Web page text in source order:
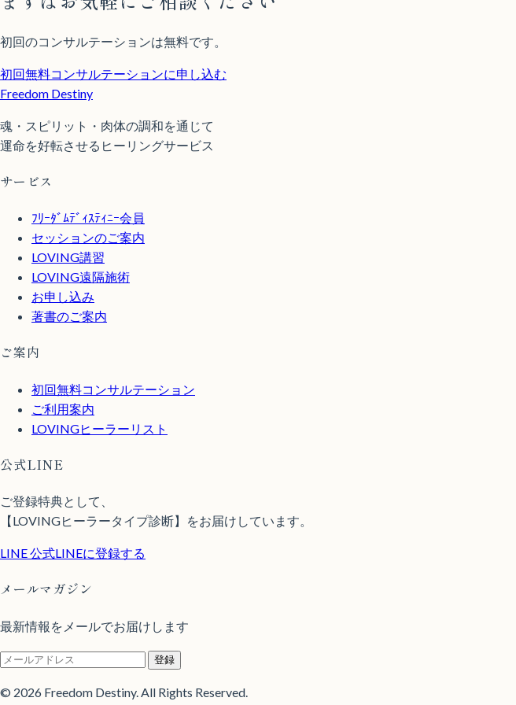
初回のコンサルテーションは無料です。
初回無料コンサルテーションに申し込む
Freedom Destiny
魂・スピリット・肉体の調和を通じて
運命を好転させるヒーリングサービス
サービス
ﾌﾘｰﾀﾞﾑﾃﾞｨｽﾃｨﾆｰ会員
セッションのご案内
LOVING講習
LOVING遠隔施術
お申し込み
著書のご案内
ご案内
初回無料コンサルテーション
ご利用案内
LOVINGヒーラーリスト
公式LINE
ご登録特典として、
【LOVINGヒーラータイプ診断】をお届けしています。
LINE公式LINEに登録する
メールマガジン
最新情報をメールでお届けします
登録
© 2026 Freedom Destiny. All Rights Reserved.